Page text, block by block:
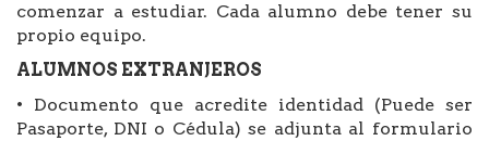
comenzar a estudiar. Cada alumno debe tener su
propio equipo.
ALUMNOS EXTRANJEROS
• Documento que acredite identidad (Puede ser
Pasaporte, DNI o Cédula) se adjunta al formulario